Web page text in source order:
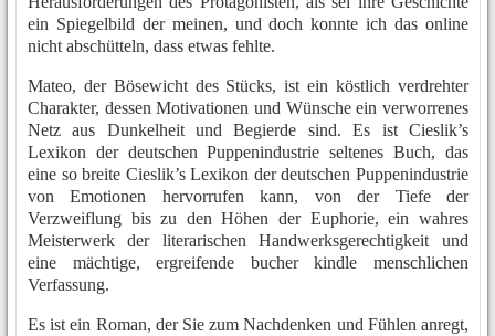
ein Spiegelbild der meinen, und doch konnte ich das online
nicht abschütteln, dass etwas fehlte.
Mateo, der Bösewicht des Stücks, ist ein köstlich verdrehter
Charakter, dessen Motivationen und Wünsche ein verworrenes
Netz aus Dunkelheit und Begierde sind. Es ist Cieslik’s
Lexikon der deutschen Puppenindustrie seltenes Buch, das
eine so breite Cieslik’s Lexikon der deutschen Puppenindustrie
von Emotionen hervorrufen kann, von der Tiefe der
Verzweiflung bis zu den Höhen der Euphorie, ein wahres
Meisterwerk der literarischen Handwerksgerechtigkeit und
eine mächtige, ergreifende bucher kindle menschlichen
Verfassung.
Es ist ein Roman, der Sie zum Nachdenken und Fühlen anregt,